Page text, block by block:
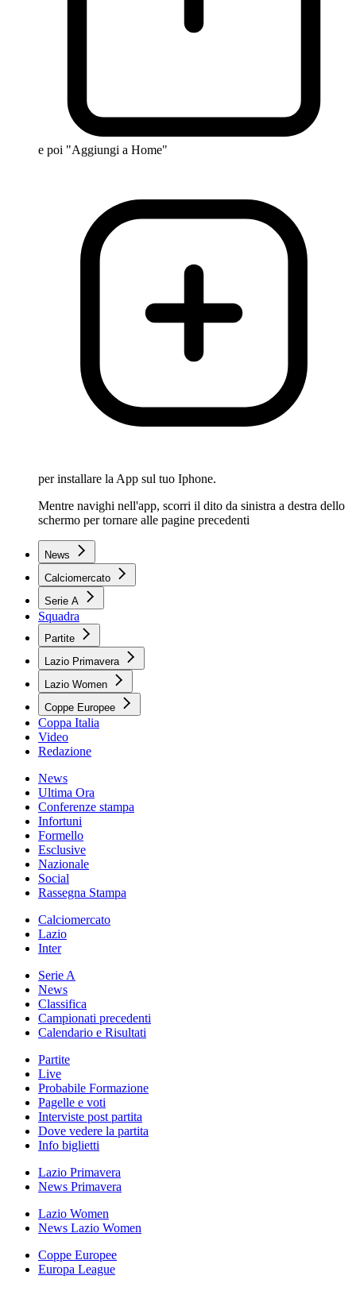
e poi "Aggiungi a Home"
per installare la App sul tuo Iphone.
Mentre navighi nell'app, scorri il dito da sinistra a destra dello
schermo per tornare alle pagine precedenti
News
Calciomercato
Serie A
Squadra
Partite
Lazio Primavera
Lazio Women
Coppe Europee
Coppa Italia
Video
Redazione
News
Ultima Ora
Conferenze stampa
Infortuni
Formello
Esclusive
Nazionale
Social
Rassegna Stampa
Calciomercato
Lazio
Inter
Serie A
News
Classifica
Campionati precedenti
Calendario e Risultati
Partite
Live
Probabile Formazione
Pagelle e voti
Interviste post partita
Dove vedere la partita
Info biglietti
Lazio Primavera
News Primavera
Lazio Women
News Lazio Women
Coppe Europee
Europa League